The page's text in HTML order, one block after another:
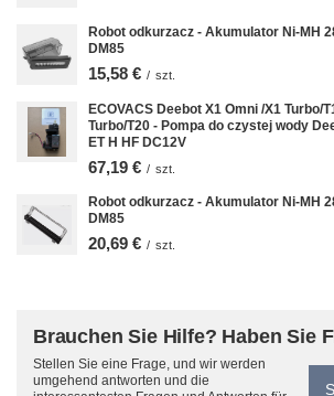
Robot odkurzacz - Akumulator Ni-MH
DM85
15,58 € / szt.
ECOVACS Deebot X1 Omni /X1 Turbo/
Turbo/T20 - Pompa do czystej wody
ET H HF DC12V
67,19 € / szt.
Robot odkurzacz - Akumulator Ni-MH
DM85
20,69 € / szt.
Brauchen Sie Hilfe? Haben Sie
Stellen Sie eine Frage, und wir werden
umgehend antworten und die